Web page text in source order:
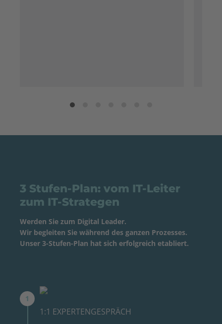
3 Stufen-Plan: vom IT-Leiter
zum IT-Strategen
Werden Sie zum Digital Leader.
Wir begleiten Sie während des ganzen Prozesses.
Unser 3-Stufen-Plan hat sich erfolgreich etabliert.
1:1 EXPERTENGESPRÄCH